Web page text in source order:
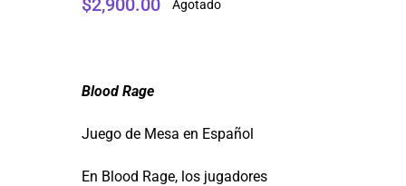
$2,900.00 Agotado
Blood Rage
Juego de Mesa en Español
En Blood Rage, los jugadores